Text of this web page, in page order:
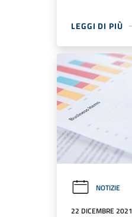
LEGGI DI PIÙ
NOTIZIE
22 DICEMBRE 2021